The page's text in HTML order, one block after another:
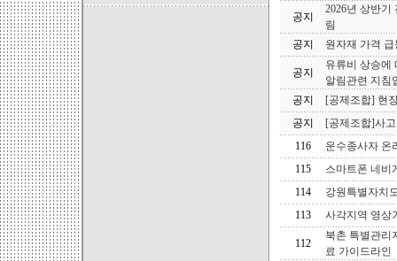
공지
2026년 상반기
림
공지
원자재 가격
공지
유류비 상승에
알림관련 지침
공지
[공제조합] 현
공지
[공제조합]사
116
운수종사자 온
115
스마트폰 네비
114
강원특별자치
113
사각지역 영상
112
북촌 특별관리
료 가이드라인